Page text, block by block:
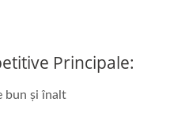
Principale:
bun și înalt